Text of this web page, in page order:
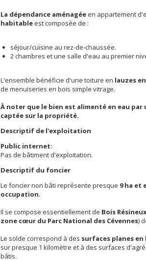
La dépendance aménagéeen appartement
habitableest composée de :
séjour/cuisine au rez-de-chaussée.
2 chambres et une salle d'eau au premier
L'ensemble bénéficie d'une toiture en lauzes
de menuiseries en bois simple vitrage.
À noter que le bien est alimenté en eau par
captée sur la propriété.
Descriptif de l'exploitation
Public internet:
Pas de bâtiment d'exploitation.
Descriptif du foncier
Le foncier non bâti représente presque 9 ha et
occupation.
Il se compose essentiellement de Bois
zone cœur du Parc National des Cévennes)
Le solde correspond à des surfaces planes
sur presque 1 kilomètre et à des surfaces
bâtis.